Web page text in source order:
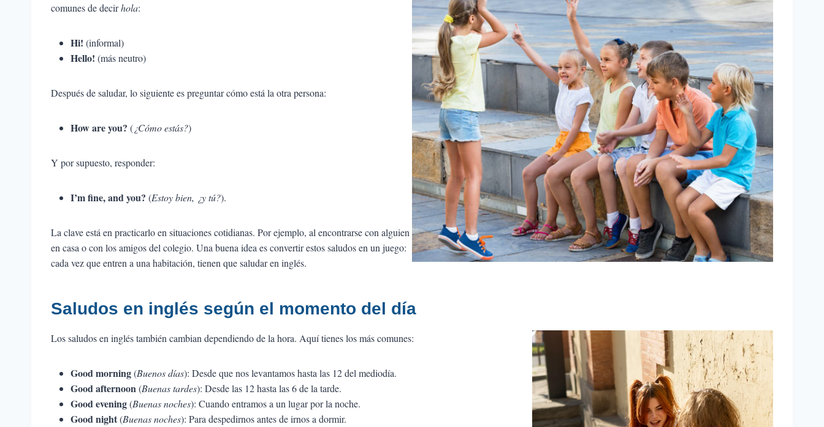
comunes de decirhola:
Hi! (informal)
Hello! (más neutro)
Después de saludar, lo siguiente es preguntar cómo está la otra persona:
How are you? (¿Cómo estás?)
Y por supuesto, responder:
I’m fine, and you? (Estoy bien, ¿y tú?).
La clave está en practicarlo en situaciones cotidianas. Por ejemplo, al encontrarse con alguien
en casa o con los amigos del colegio. Una buena idea es convertir estos saludos en un juego:
cada vez que entren a una habitación, tienen que saludar en inglés.
Saludos en inglés según el momento del día
Los saludos en inglés también cambian dependiendo de la hora. Aquí tienes los más comunes:
Good morning(Buenos días): Desde que nos levantamos hasta las 12 del mediodía.
Good afternoon(Buenas tardes): Desde las 12 hasta las 6 de la tarde.
Good evening(Buenas noches): Cuando entramos a un lugar por la noche.
Good night(Buenas noches): Para despedirnos antes de irnos a dormir.